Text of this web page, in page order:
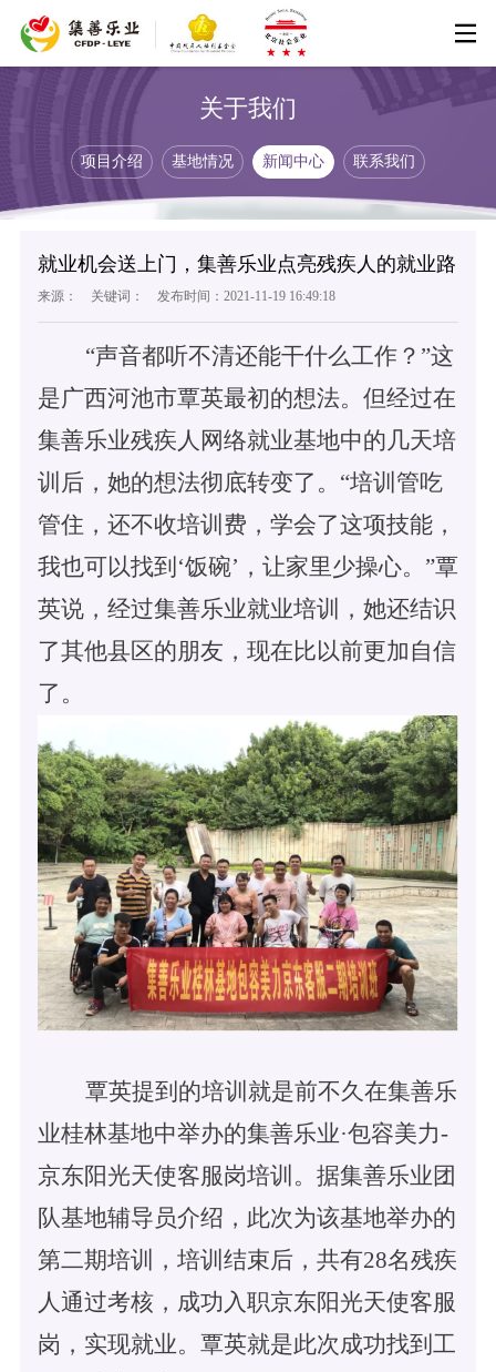
关于我们
项目介绍
项目介绍
基地情况
基地情况
新闻中心
联系我们
就业机会送上门，集善乐业点亮残疾人的就业路
来源： 关键词： 发布时间：2021-11-19 16:49:18
“声音都听不清还能干什么工作？”这
是广西河池市覃英最初的想法。但经过在
集善乐业残疾人网络就业基地中的几天培
训后，她的想法彻底转变了。“培训管吃
管住，还不收培训费，学会了这项技能，
我也可以找到‘饭碗’，让家里少操心。”覃
英说，经过集善乐业就业培训，她还结识
了其他县区的朋友，现在比以前更加自信
了。
覃英提到的培训就是前不久在集善乐
业桂林基地中举办的集善乐业·包容美力-
京东阳光天使客服岗培训。据集善乐业团
队基地辅导员介绍，此次为该基地举办的
第二期培训，培训结束后，共有28名残疾
人通过考核，成功入职京东阳光天使客服
岗，实现就业。覃英就是此次成功找到工